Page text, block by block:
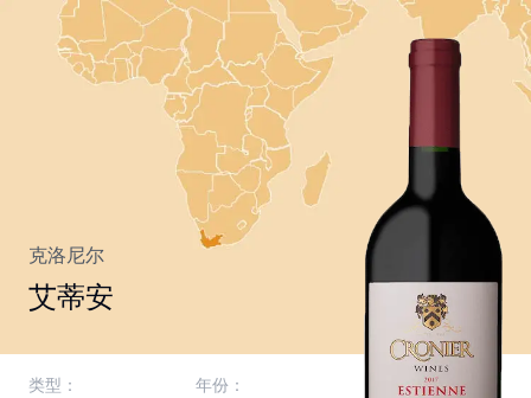
克洛尼尔
艾蒂安
类型： 年份：